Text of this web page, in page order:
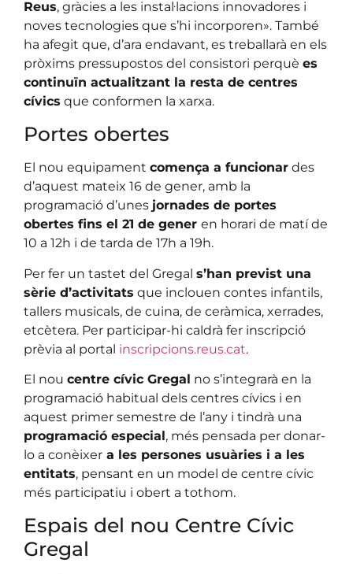
Reus, gràcies a les instal·lacions innovadores i
noves tecnologies que s’hi incorporen». També
ha afegit que, d’ara endavant, es treballarà en els
pròxims pressupostos del consistori perquè es
continuïn actualitzant la resta de centres
cívics que conformen la xarxa.
Portes obertes
El nou equipament comença a funcionar des
d’aquest mateix 16 de gener, amb la
programació d’unes jornades de portes
obertes fins el 21 de gener en horari de matí de
10 a 12h i de tarda de 17h a 19h.
Per fer un tastet del Gregal s’han previst una
sèrie d’activitats que inclouen contes infantils,
tallers musicals, de cuina, de ceràmica, xerrades,
etcètera. Per participar-hi caldrà fer inscripció
prèvia al portal inscripcions.reus.cat.
El nou centre cívic Gregal no s’integrarà en la
programació habitual dels centres cívics i en
aquest primer semestre de l’any i tindrà una
programació especial, més pensada per donar-
lo a conèixer a les persones usuàries i a les
entitats, pensant en un model de centre cívic
més participatiu i obert a tothom.
Espais del nou Centre Cívic
Gregal